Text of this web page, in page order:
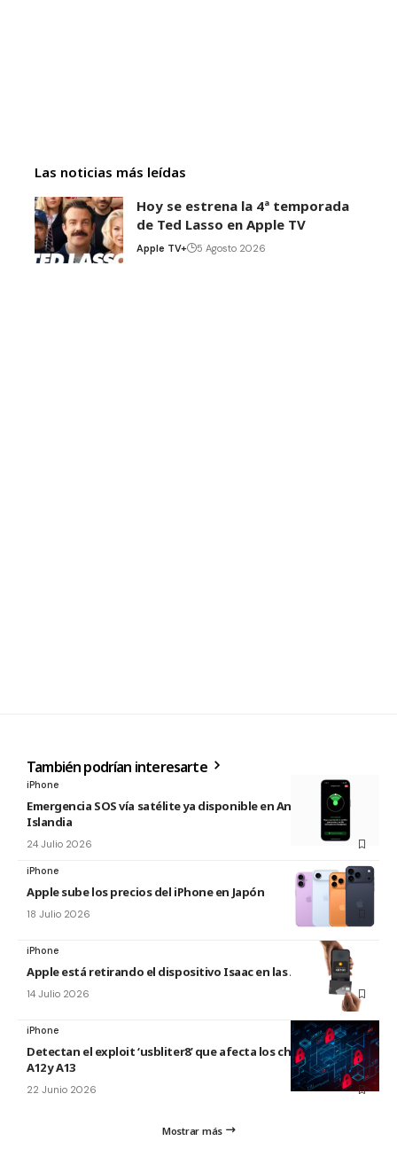
Las noticias más leídas
Hoy se estrena la 4ª temporada
de Ted Lasso en Apple TV
Apple TV+ 5 Agosto 2026
También podrían interesarte
iPhone
Emergencia SOS vía satélite ya disponible en Andorra e
Islandia
24 Julio 2026
iPhone
Apple sube los precios del iPhone en Japón
18 Julio 2026
iPhone
Apple está retirando el dispositivo Isaac en las Apple Store
14 Julio 2026
iPhone
Detectan el exploit ‘usbliter8’ que afecta los chips de Apple
A12 y A13
22 Junio 2026
Mostrar más